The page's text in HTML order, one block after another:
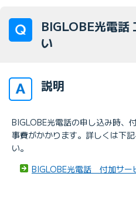
BIGLOBE光電話
い
説明
BIGLOBE光電話の申し込み時、
事費がかかります。詳しくは下
い。
BIGLOBE光電話 付加サー